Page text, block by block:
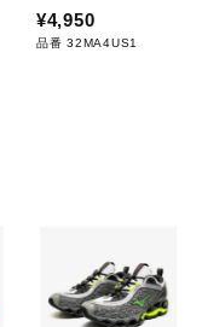
¥4,950
品番 32MA4US1